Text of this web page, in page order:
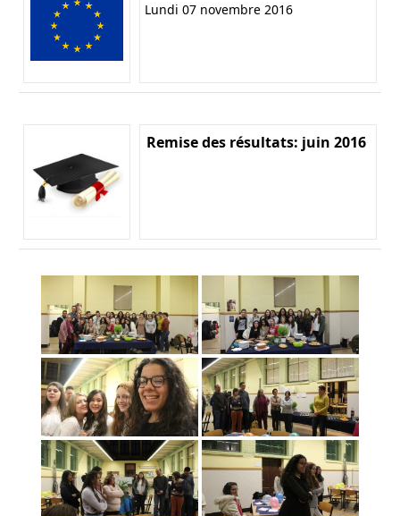
Lundi 07 novembre 2016
Remise des résultats: juin 2016